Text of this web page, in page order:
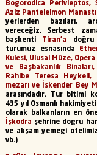
Bogorodica Perivleptos,
Aziz Panteleimon
yerlerden bazıları,
vereceğiz. Serbest
başkenti
Tiran’a
doğru
turumuz esnasında
Kulesi, Ulusal Müze,
ve Başbakanlık Binaları,
Rahibe Teresa Heykeli,
mezarı ve İskender Bey
arasındadır. Tur bitimi
435 yıl Osmanlı
olarak balkanların en
İşkodra şehrine doğru
ve akşam yemeği
vb.)